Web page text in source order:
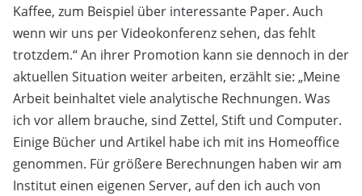
Kaffee, zum Beispiel über interessante Paper. Auch
wenn wir uns per Videokonferenz sehen, das fehlt
trotzdem.“ An ihrer Promotion kann sie dennoch in der
aktuellen Situation weiter arbeiten, erzählt sie: „Meine
Arbeit beinhaltet viele analytische Rechnungen. Was
ich vor allem brauche, sind Zettel, Stift und Computer.
Einige Bücher und Artikel habe ich mit ins Homeoffice
genommen. Für größere Berechnungen haben wir am
Institut einen eigenen Server, auf den ich auch von